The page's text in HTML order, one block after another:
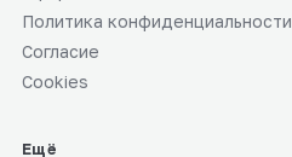
Политика конфиденциальности
Согласие
Cookies
Ещё